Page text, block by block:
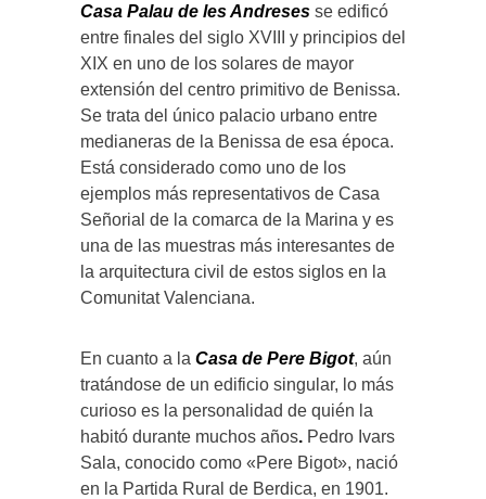
Casa Palau de les Andreses se edificó
entre finales del siglo XVIII y principios del
XIX en uno de los solares de mayor
extensión del centro primitivo de Benissa.
Se trata del único palacio urbano entre
medianeras de la Benissa de esa época.
Está considerado como uno de los
ejemplos más representativos de Casa
Señorial de la comarca de la Marina y es
una de las muestras más interesantes de
la arquitectura civil de estos siglos en la
Comunitat Valenciana.
En cuanto a la Casa de Pere Bigot, aún
tratándose de un edificio singular, lo más
curioso es la personalidad de quién la
habitó durante muchos años. Pedro Ivars
Sala, conocido como «Pere Bigot», nació
en la Partida Rural de Berdica, en 1901.